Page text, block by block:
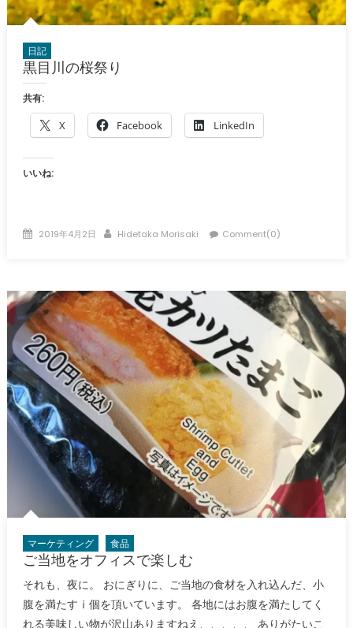
日記
黒目川の桜祭り
共有:
X Facebook LinkedIn
いいね:
Posted
2019年4月2日 Author
Hidetaka Morisaki Comment(0)
マーケティング 食品
ご当地をオフィスで楽しむ
それも、夜に。 おにぎりに、ご当地の食材を入れ込んだ、小
腹を満たすⅰ個を頂いています。 各地にはお腹を満たしてく
れる美味しい物が沢山ありますねえ、、、、、 ありがたいこ